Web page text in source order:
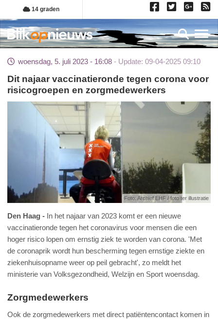
Overslaan
en
naar
de
gaan
14 graden
woensdag, 5. juli 2023 - 16:08 Update: 09-04-2025 09:10
Dit najaar vaccinatieronde tegen corona voor
risicogroepen en zorgmedewerkers
Foto: Archief EHF / foto ter illustratie
Den Haag
In het najaar van 2023 komt er een nieuwe
vaccinatieronde tegen het coronavirus voor mensen die een
hoger risico lopen om ernstig ziek te worden van corona. 'Met
de coronaprik wordt hun bescherming tegen ernstige ziekte en
ziekenhuisopname weer op peil gebracht', zo meldt het
ministerie van Volksgezondheid, Welzijn en Sport woensdag.
Zorgmedewerkers
Ook de zorgmedewerkers met direct patiëntencontact komen in